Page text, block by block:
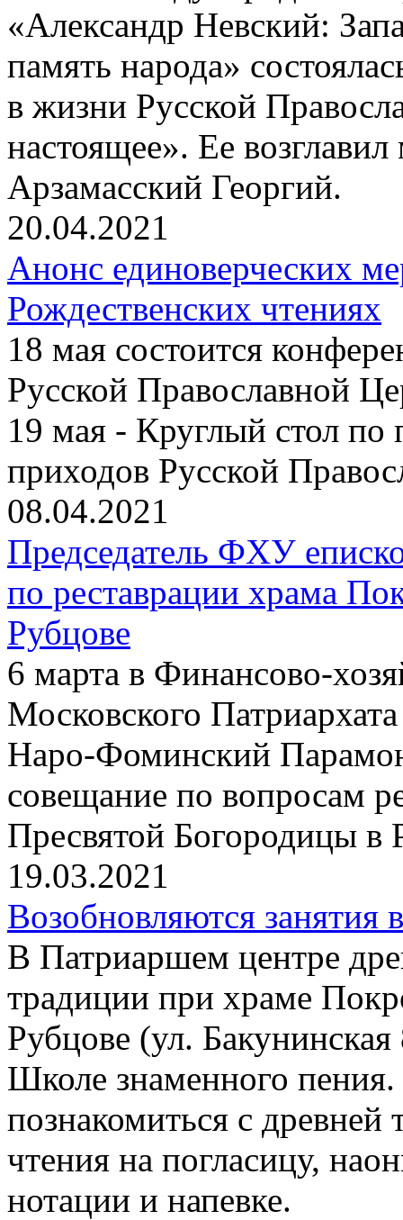
«Александр Невский:
память народа»
в жизни Русской
настоящее». Ее
Арзамасский Георгий.
20.04.2021
Анонс единоверческих
Рождественских чтениях
18 мая состоится
Русской Православной
19 мая - Круглый стол по
приходов Русской
08.04.2021
Председатель ФХУ
по реставрации храма
Рубцове
6 марта в Финансово-
Московского
Наро-Фоминский
совещание по вопросам
Пресвятой Богородицы в
19.03.2021
Возобновляются занятия
В Патриаршем центре
традиции при храме
Рубцове (ул.
Школе знаменного
познакомиться с древней
чтения на погласицу,
нотации и напевке.